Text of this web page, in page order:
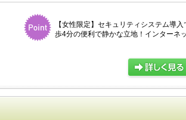
【女性限定】セキュリティシステム導
歩4分の便利で静かな立地！インターネ